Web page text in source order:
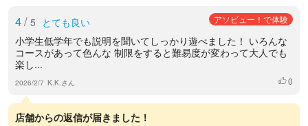
4/ 5 とても良い アソビュー！で体験
小学生低学年でも説明を聞いてしっかり遊べました！ いろんな
コースがあって色んな 制限をすると難易度が変わって大人でも
楽し...
2026/2/7 K.K.さん いいね
0
店舗からの返信が届きました！